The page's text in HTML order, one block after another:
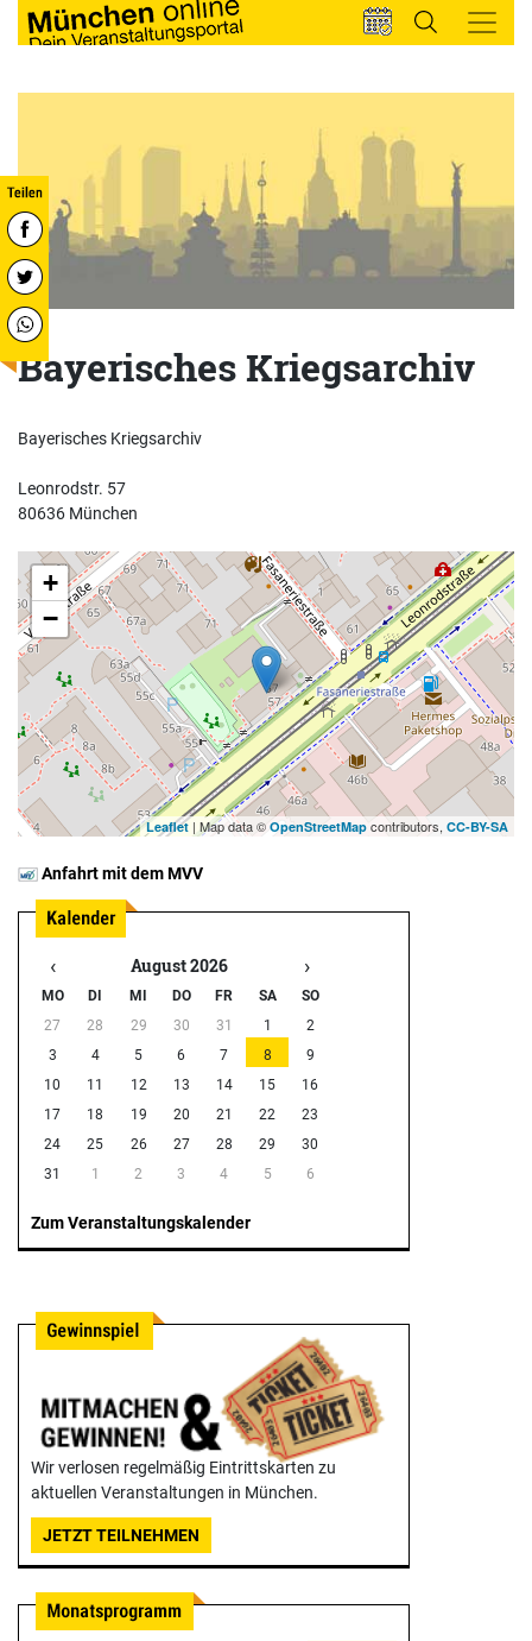
Bayerisches Kriegsarchiv
Bayerisches Kriegsarchiv
Leonrodstr. 57
80636 München
+
−
Leaflet | Map data © OpenStreetMap contributors, CC-BY-SA
Anfahrt mit dem MVV
‹ August 2026 ›
MO DI MI DO FR SA
SO
27
28 29 30 31 1
2
3
4 5 6 7 8
9
10
11 12 13 14 15
16
17
18 19 20 21 22
23
24
25 26 27 28 29
30
31
1 2 3 4 5 6
Zum Veranstaltungskalender
Wir verlosen regelmäßig Eintrittskarten zu
aktuellen Veranstaltungen in München.
JETZT TEILNEHMEN